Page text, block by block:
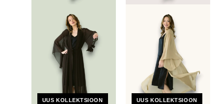
UUS KOLLEKTSIOON UUS KOLLEKTSIOON